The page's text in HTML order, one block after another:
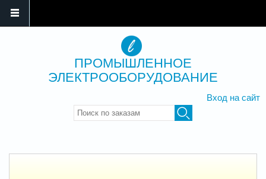
ПРОМЫШЛЕННОЕ
ЭЛЕКТРООБОРУДОВАНИЕ
Вход на сайт
Введите ключевые слова для